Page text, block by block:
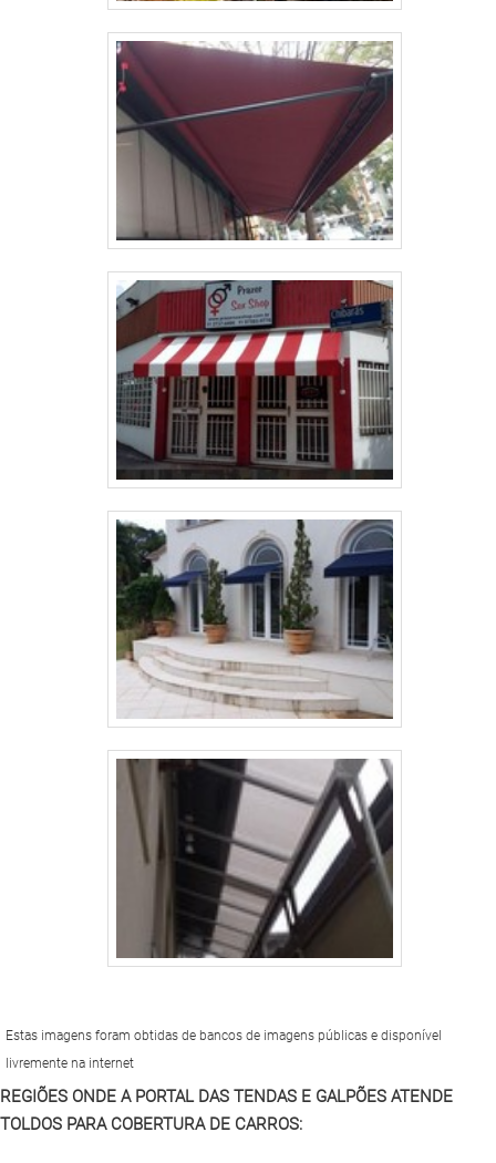
Estas imagens foram obtidas de bancos de imagens públicas e disponível
livremente na internet
REGIÕES ONDE A PORTAL DAS TENDAS E GALPÕES ATENDE
TOLDOS PARA COBERTURA DE CARROS: